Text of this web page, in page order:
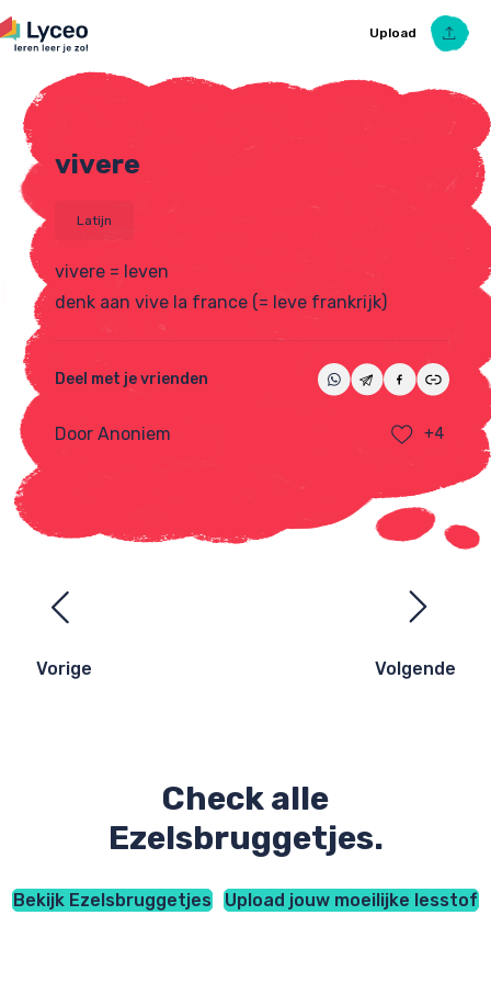
Upload
vivere
Latijn
vivere = leven
denk aan vive la france (= leve frankrijk)
Deel met je vrienden
Door Anoniem +4
Ezelsbruggetjes
navigatie
Vorige Volgende
Check alle
Ezelsbruggetjes.
Bekijk Ezelsbruggetjes Upload jouw moeilijke lesstof